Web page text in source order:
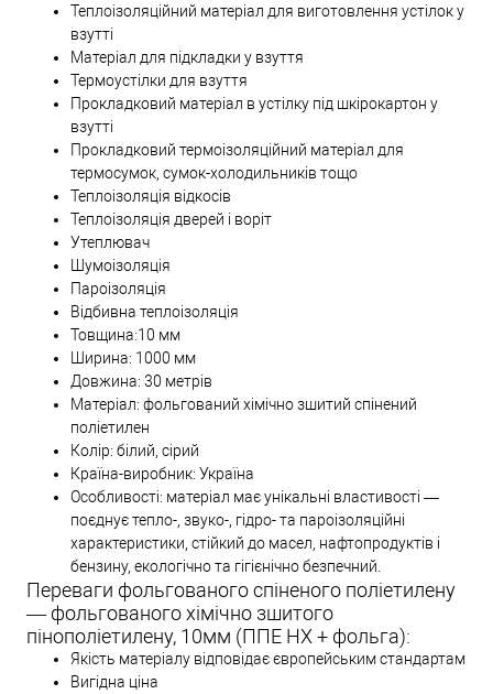
Теплоізоляційний матеріал для виготовлення устілок у
взутті
Матеріал для підкладки у взуття
Термоустілки для взуття
Прокладковий матеріал в устілку під шкірокартон у
взутті
Прокладковий термоізоляційний матеріал для
термосумок, сумок-холодильників тощо
Теплоізоляція відкосів
Теплоізоляція дверей і воріт
Утеплювач
Шумоізоляція
Пароізоляція
Відбивна теплоізоляція
Товщина:10 мм
Ширина: 1000 мм
Довжина: 30 метрів
Матеріал: фольгований хімічно зшитий спінений
поліетилен
Колір: білий, сірий
Країна-виробник: Україна
Особливості: матеріал має унікальні властивості —
поєднує тепло-, звуко-, гідро- та пароізоляційні
характеристики, стійкий до масел, нафтопродуктів і
бензину, екологічно та гігієнічно безпечний.
Переваги фольгованого спіненого поліетилену
— фольгованого хімічно зшитого
пінополіетилену, 10мм (ППЕ НХ + фольга):
Якість матеріалу відповідає європейським стандартам
Вигідна ціна